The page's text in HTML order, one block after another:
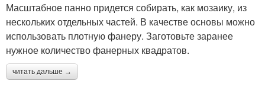
Масштабное панно придется собирать, как мозаику, из
нескольких отдельных частей. В качестве основы можно
использовать плотную фанеру. Заготовьте заранее
нужное количество фанерных квадратов.
читать дальше →